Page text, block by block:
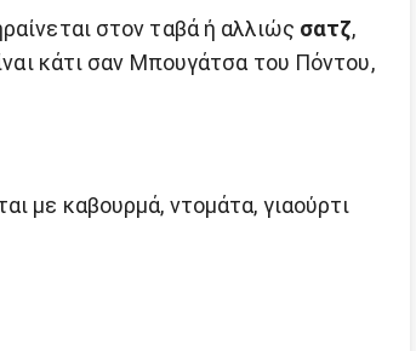
στον ταβά ή αλλιώς σατζ,
κάτι σαν Μπουγάτσα του Πόντου,
με καβουρμά, ντομάτα, γιαούρτι